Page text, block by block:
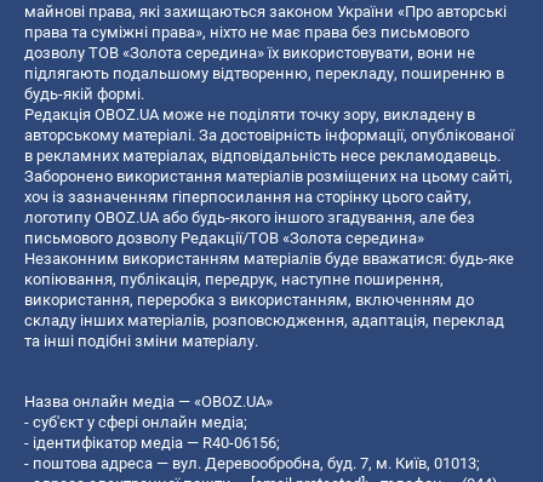
майнові права, які захищаються законом України «Про авторські
права та суміжні права», ніхто не має права без письмового
дозволу ТОВ «Золота середина» їх використовувати, вони не
підлягають подальшому відтворенню, перекладу, поширенню в
будь-якій формі.
Редакція OBOZ.UA може не поділяти точку зору, викладену в
авторському матеріалі. За достовірність інформації, опублікованої
в рекламних матеріалах, відповідальність несе рекламодавець.
Заборонено використання матеріалів розміщених на цьому сайті,
хоч із зазначенням гіперпосилання на сторінку цього сайту,
логотипу OBOZ.UA або будь-якого іншого згадування, але без
письмового дозволу Редакції/ТОВ «Золота середина»
Незаконним використанням матеріалів буде вважатися: будь-яке
копiювання, публiкацiя, передрук, наступне поширення,
використання, переробка з використанням, включенням до
складу інших матеріалів, розповсюдження, адаптація, переклад
та інші подібні зміни матеріалу.
Назва онлайн медіа — «OBOZ.UA»
- суб'єкт у сфері онлайн медіа;
- ідентифікатор медіа — R40-06156;
- поштова адреса — вул. Деревообробна, буд. 7, м. Київ, 01013;